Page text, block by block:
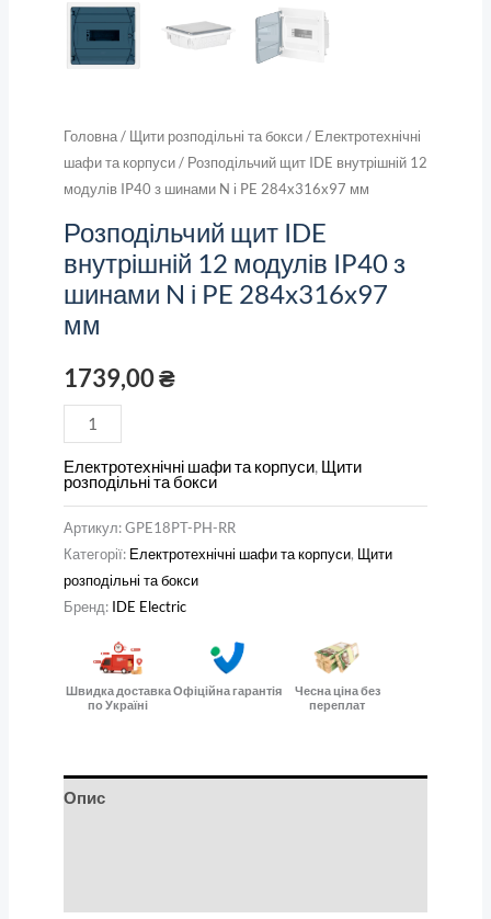
Головна/ Щити розподільні та бокси/ Електротехнічні
шафи та корпуси/ Розподільчий щит IDE внутрішній 12
модулів IP40 з шинами N і PE 284x316x97 мм
Розподільчий щит IDE
внутрішній 12 модулів IP40 з
шинами N і PE 284x316x97
мм
1739,00₴
мм
кількість
Електротехнічні шафи та корпуси, Щити
розподільні та бокси
Артикул:GPE18PT-PH-RR
Категорії: Електротехнічні шафи та корпуси, Щити
розподільні та бокси
Бренд: IDE Electric
Швидка доставка
по Україні
Офіційна гарантія
Чесна ціна без
переплат
Опис